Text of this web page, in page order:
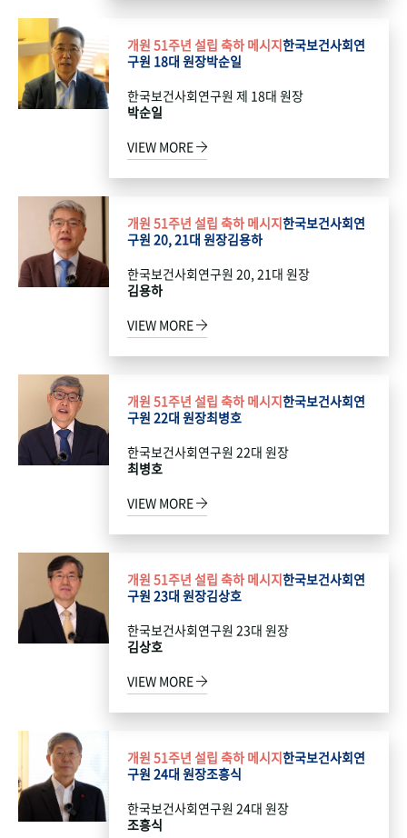
개원 51주년 설립 축하 메시지한국보건사회연
구원 18대 원장박순일
한국보건사회연구원 제 18대 원장
박순일
VIEW MORE
개원 51주년 설립 축하 메시지한국보건사회연
구원 20, 21대 원장김용하
한국보건사회연구원 20, 21대 원장
김용하
VIEW MORE
개원 51주년 설립 축하 메시지한국보건사회연
구원 22대 원장최병호
한국보건사회연구원 22대 원장
최병호
VIEW MORE
개원 51주년 설립 축하 메시지한국보건사회연
구원 23대 원장김상호
한국보건사회연구원 23대 원장
김상호
VIEW MORE
개원 51주년 설립 축하 메시지한국보건사회연
구원 24대 원장조흥식
한국보건사회연구원 24대 원장
조흥식